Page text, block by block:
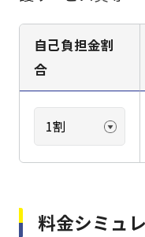
自己負担金割
合
料金シミュ